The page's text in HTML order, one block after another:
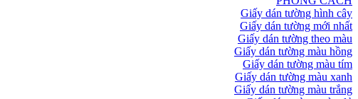
Giấy dán tường hình cây
Giấy dán tường mới nhất
Giấy dán tường theo màu
Giấy dán tường màu hồng
Giấy dán tường màu tím
Giấy dán tường màu xanh
Giấy dán tường màu trắng